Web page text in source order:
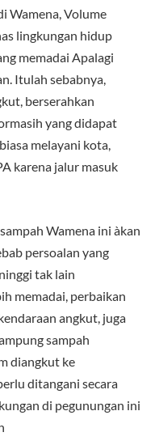
Wamena, Volume
lingkungan hidup
memadai Apalagi
Itulah sebabnya,
berserahkan
yang didapat
melayani kota,
karena jalur masuk
Wamena ini àkan
persoalan yang
tak lain
memadai, perbaikan
angkut, juga
sampah
diangkut ke
ditangani secara
di pegunungan ini